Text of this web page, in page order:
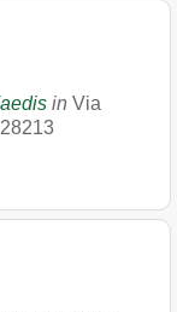
in Via